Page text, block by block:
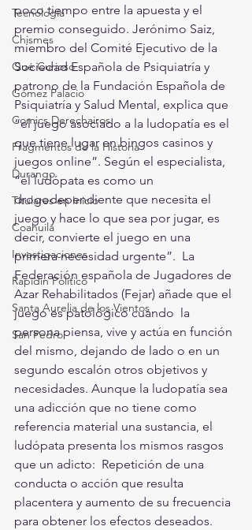
Tecnología
Chismes
Qué Curioso
Gómez Palacio
Comics Derechairos
Fragmentos de la Historia
Durango
Titulares en Inicio
Coahuila
Investigaciones
Rapidín Político
Santa Aurelia de los Vientos
San Pedro
poco tiempo entre la apuesta y el
premio conseguido. Jerónimo Saiz,
miembro del Comité Ejecutivo de la
Sociedad Española de Psiquiatría y
patrono de la Fundación Española de
Psiquiatría y Salud Mental, explica que
“el juego asociado a la ludopatía es el
que tiene lugar en bingos casinos y
juegos online”. Según el especialista,
“el ludópata es como un
drogodependiente que necesita el
juego y hace lo que sea por jugar, es
decir, convierte el juego en una
primera necesidad urgente”.  La
Federación española de Jugadores de
Azar Rehabilitados (Fejar) añade que el
juego es patológico cuando  la
persona piensa, vive y actúa en función
del mismo, dejando de lado o en un
segundo escalón otros objetivos y
necesidades. Aunque la ludopatía sea
una adicción que no tiene como
referencia material una sustancia, el
ludópata presenta los mismos rasgos
que un adicto:  Repetición de una
conducta o acción que resulta
placentera y aumento de su frecuencia
para obtener los efectos deseados.